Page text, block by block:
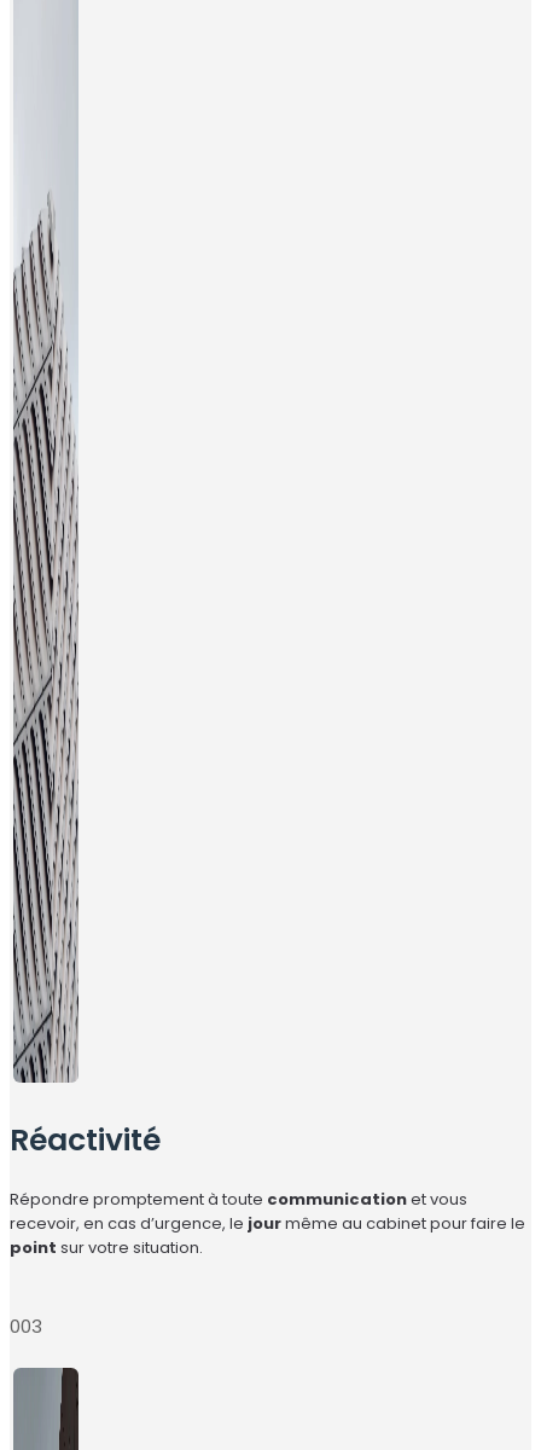
Réactivité
Répondre promptement à toute communicationet vous
recevoir, en cas d’urgence, le jourmême au cabinet pour faire le
point sur votre situation.
003